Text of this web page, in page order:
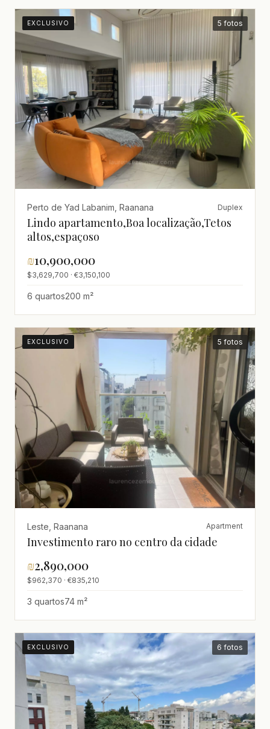
EXCLUSIVO 5 fotos
Perto de Yad Labanim, Raanana Duplex
Lindo apartamento,Boa localização,Tetos
altos,espaçoso
₪10,900,000
$3,629,700 · €3,150,100
6 quartos200 m²
EXCLUSIVO 5 fotos
Leste, Raanana Apartment
Investimento raro no centro da cidade
₪2,890,000
$962,370 · €835,210
3 quartos74 m²
EXCLUSIVO 6 fotos